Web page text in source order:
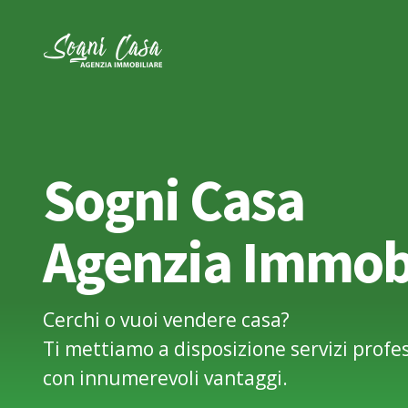
contenuto
Sogni Casa
Agenzia
Cerchi o vuoi vendere casa?
Ti mettiamo a disposizione servizi
con innumerevoli vantaggi.